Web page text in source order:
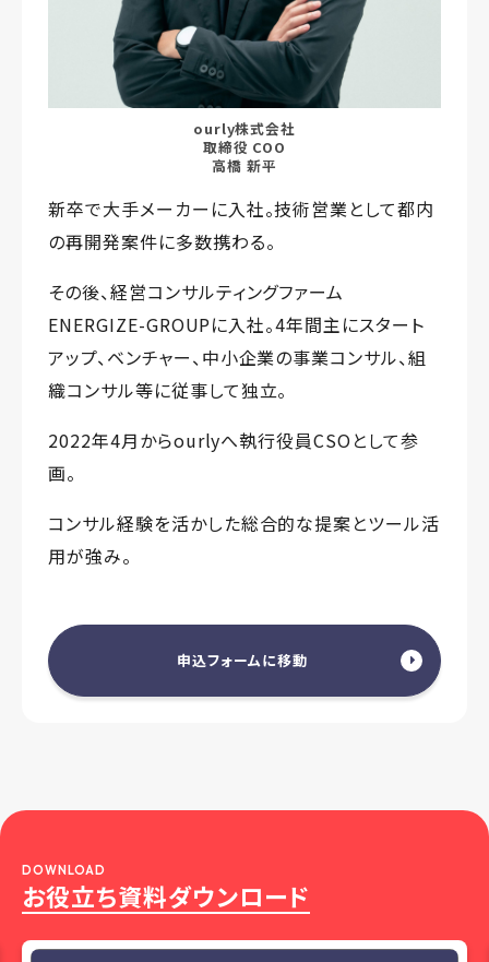
ourly株式会社
取締役 COO
高橋 新平
新卒で大手メーカーに入社。技術営業として都内
の再開発案件に多数携わる。
その後、経営コンサルティングファーム
ENERGIZE-GROUPに入社。4年間主にスタート
アップ、ベンチャー、中小企業の事業コンサル、組
織コンサル等に従事して独立。
2022年4月からourlyへ執行役員CSOとして参
画。
コンサル経験を活かした総合的な提案とツール活
用が強み。
申込フォームに移動
お役立ち資料ダウンロード
DOWNLOAD